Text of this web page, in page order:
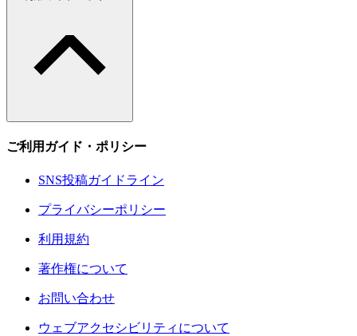
ご利用ガイド・ポリシー
SNS投稿ガイドライン
プライバシーポリシー
利用規約
著作権について
お問い合わせ
ウェブアクセシビリティについて